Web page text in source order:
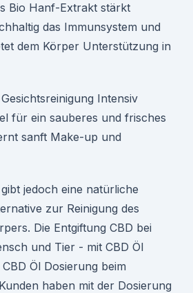
Bio Hanf-Extrakt stärkt
das Immunsystem und
dem Körper Unterstützung in
Intensiv
für ein sauberes und frisches
sanft Make-up und
gibt jedoch eine natürliche
zur Reinigung des
Die Entgiftung CBD bei
und Tier - mit CBD Öl
Öl Dosierung beim
haben mit der Dosierung